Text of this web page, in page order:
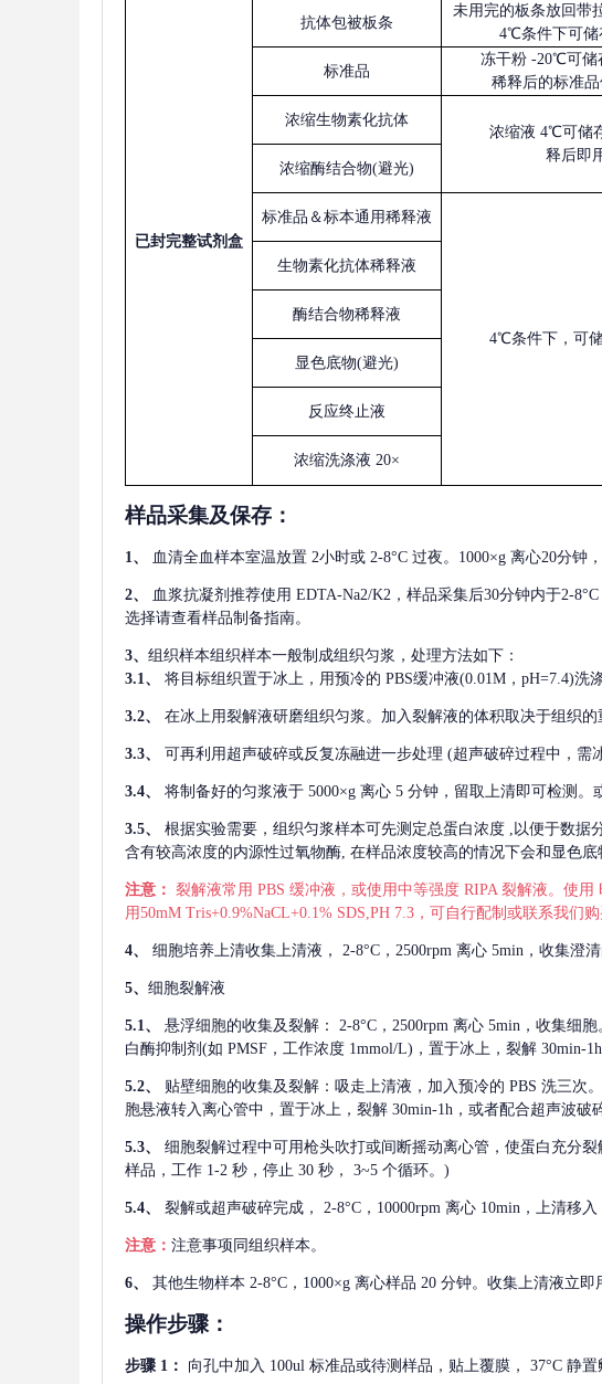
已封完整试剂盒
抗体包被板条
未用完的板条放回带
4℃条件下可储
标准品
冻干粉 -20℃可储
稀释后的标准
浓缩生物素化抗体
浓缩液 4℃可储
释后即
浓缩酶结合物(避光)
标准品＆标本通用稀释液
4℃条件下，可
生物素化抗体稀释液
酶结合物稀释液
显色底物(避光)
反应终止液
浓缩洗涤液 20×
样品采集及保存 ：
1、 血清全血样本室温放置 2小时或 2-8°C 过夜。1000×g 离心20分钟
2、 血浆抗凝剂推荐使用 EDTA-Na2/K2，样品采集后30分钟内于2-
选择请查看样品制备指南。
3、 组织样本组织样本一般制成组织匀浆，处理方法如下：
3.1、
将目标组织置于冰上，用预冷的 PBS缓冲液(0.01M，pH=7.4)洗
3.2、 在冰上用裂解液研磨组织匀浆。加入裂解液的体积取决于组织
3.3、 可再利用超声破碎或反复冻融进一步处理 (超声破碎过程中，需
3.4、 将制备好的匀浆液于 5000×g 离心 5 分钟，留取上清即可检测。
3.5、 根据实验需要，组织匀浆样本可先测定总蛋白浓度 ,以便于数据
含有较高浓度的内源性过氧物酶, 在样品浓度较高的情况下会和显色
注意： 裂解液常用 PBS 缓冲液，或使用中等强度 RIPA 裂解液。使
用50mM Tris+0.9%NaCL+0.1% SDS,PH 7.3，可自行配制或联系我们购
4、 细胞培养上清收集上清液， 2-8°C，2500rpm 离心 5min，收集澄
5、 细胞裂解液
5.1、 悬浮细胞的收集及裂解：
2-8°C，2500rpm 离心 5min，收集细
白酶抑制剂(如 PMSF，工作浓度 1mmol/L)，置于冰上，裂解 30min-
5.2、 贴壁细胞的收集及裂解：吸走上清液，加入预冷的 PBS 洗三次
胞悬液转入离心管中，置于冰上，裂解 30min-1h，或者配合超声波破
5.3、 细胞裂解过程中可用枪头吹打或间断摇动离心管，使蛋白充分裂
样品，工作 1-2 秒，停止 30 秒， 3~5 个循环。)
5.4、 裂解或超声破碎完成， 2-8°C，10000rpm 离心 10min，上清移
注意： 注意事项同组织样本。
6、 其他生物样本 2-8°C，1000×g 离心样品 20 分钟。收集上清液立
操作步骤：
步骤 1： 向孔中加入 100ul 标准品或待测样品，贴上覆膜， 37°C 静置